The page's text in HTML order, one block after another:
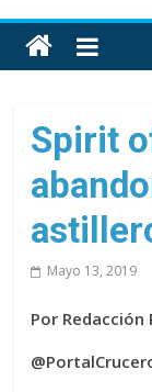
Toda
la
de
cruceros
en
un
solo
Spirit
Mayo 13, 2019
Por